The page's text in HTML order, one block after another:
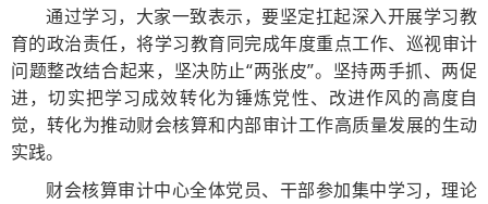
通过学习，大家一致表示，要坚定扛起深入开展学习教
育的政治责任，将学习教育同完成年度重点工作、巡视审计
问题整改结合起来，坚决防止“两张皮”。坚持两手抓、两促
进，切实把学习成效转化为锤炼党性、改进作风的高度自
觉，转化为推动财会核算和内部审计工作高质量发展的生动
实践。
财会核算审计中心全体党员、干部参加集中学习，理论